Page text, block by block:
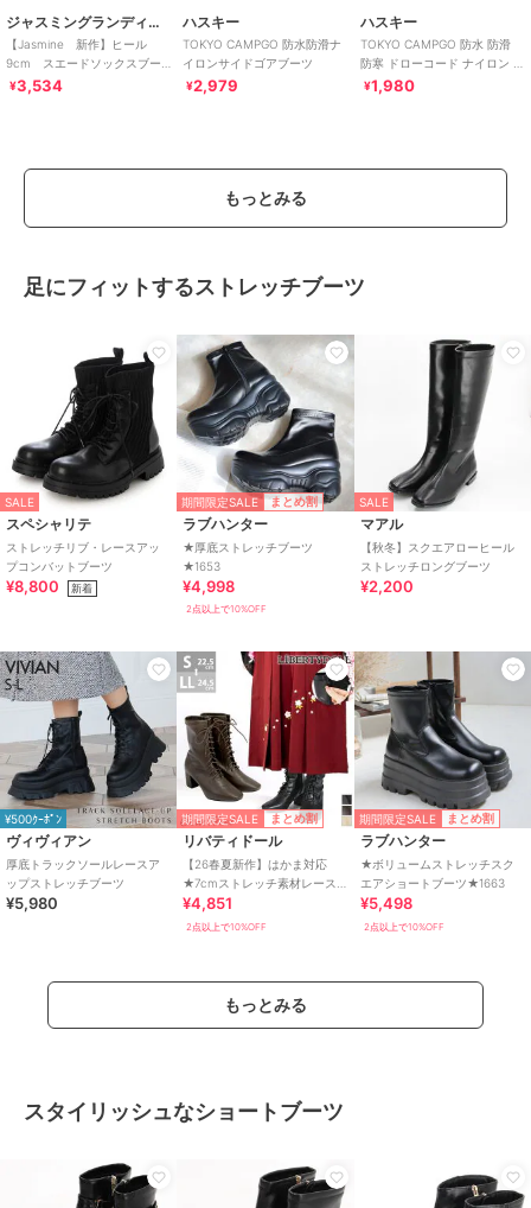
ジャスミングランディフローラム
【Jasmine 新作】ヒール
9cm スエードソックスブー
ツ
¥3,534
ハスキー
TOKYO CAMPGO 防水防滑ナ
イロンサイドゴアブーツ
¥2,979
ハスキー
TOKYO CAMPGO 防水 防滑
防寒 ドローコード ナイロン シ
ョートブーツ
¥1,980
もっとみる
足にフィットするストレッチブーツ
SALE
スペシャリテ
ストレッチリブ・レースアッ
プコンバットブーツ
¥8,800 新着
期間限定SALE まとめ割
ラブハンター
★厚底ストレッチブーツ
★1653
¥4,998
2点以上で10%OFF
SALE
マアル
【秋冬】スクエアローヒール
ストレッチロングブーツ
¥2,200
¥500ｸｰﾎﾟﾝ
ヴィヴィアン
厚底トラックソールレースア
ップストレッチブーツ
¥5,980
期間限定SALE まとめ割
リバティドール
【26春夏新作】はかま対応
★7cmストレッチ素材レース
アップブーツ★9163
¥4,851
2点以上で10%OFF
期間限定SALE まとめ割
ラブハンター
★ボリュームストレッチスク
エアショートブーツ★1663
¥5,498
2点以上で10%OFF
もっとみる
スタイリッシュなショートブーツ